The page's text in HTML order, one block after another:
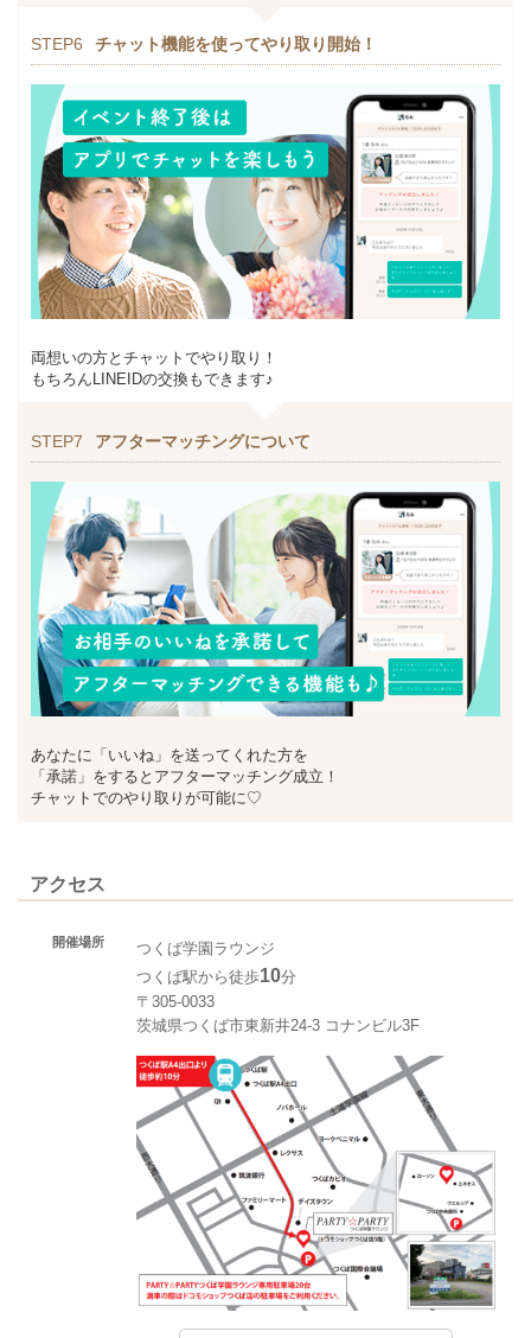
STEP6 チャット機能を使ってやり取り開始！
両想いの方とチャットでやり取り！
もちろんLINEIDの交換もできます♪
STEP7 アフターマッチングについて
あなたに「いいね」を送ってくれた方を
「承諾」をするとアフターマッチング成立！
チャットでのやり取りが可能に♡
アクセス
開催場所
つくば学園ラウンジ
つくば駅から徒歩10分
〒305-0033
茨城県つくば市東新井24-3 コナンビル3F